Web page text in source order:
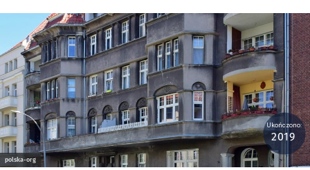
Kliknij, aby powiększyć
polska-org
Ukończono:
2019